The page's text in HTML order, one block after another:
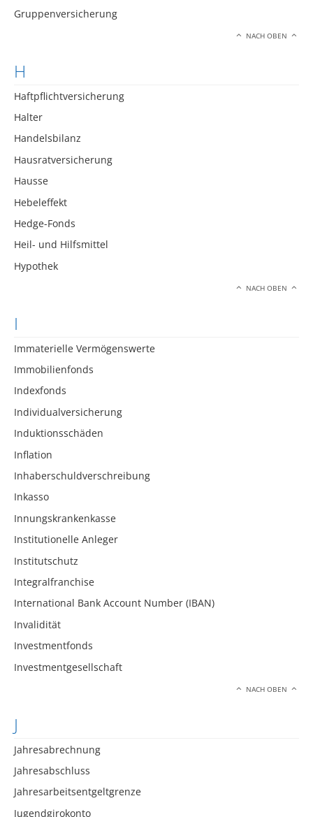
Gruppenversicherung
NACH OBEN
H
Haftpflichtversicherung
Halter
Handelsbilanz
Hausratversicherung
Hausse
Hebeleffekt
Hedge-Fonds
Heil- und Hilfsmittel
Hypothek
NACH OBEN
I
Immaterielle Vermögenswerte
Immobilienfonds
Indexfonds
Individualversicherung
Induktionsschäden
Inflation
Inhaberschuldverschreibung
Inkasso
Innungskrankenkasse
Institutionelle Anleger
Institutschutz
Integralfranchise
International Bank Account Number (IBAN)
Invalidität
Investmentfonds
Investmentgesellschaft
NACH OBEN
J
Jahresabrechnung
Jahresabschluss
Jahresarbeitsentgeltgrenze
Jugendgirokonto